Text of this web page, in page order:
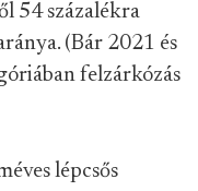
54 százalékra
(Bár 2021 és
felzárkózás
lépcsős